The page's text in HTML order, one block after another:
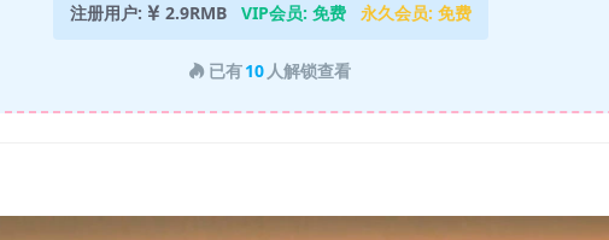
注册用户: 2.9RMB VIP会员: 免费 永久会员: 免费
已有10 人解锁查看